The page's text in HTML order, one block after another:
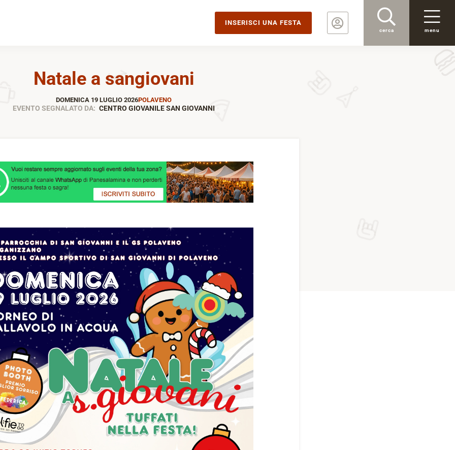
INSERISCI UNA FESTA
cerca menu
Natale a sangiovani
DOMENICA 19 LUGLIO 2026POLAVENO
EVENTO SEGNALATO DA: CENTRO GIOVANILE SAN GIOVANNI